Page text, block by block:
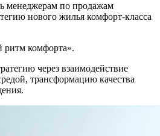
менеджерам по продажам
нового жилья комфорт-класса
ритм комфорта».
через взаимодействие
трансформацию качества